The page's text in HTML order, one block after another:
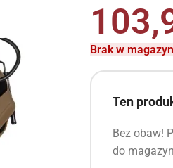
Brak w
Ten
Bez obaw!
do